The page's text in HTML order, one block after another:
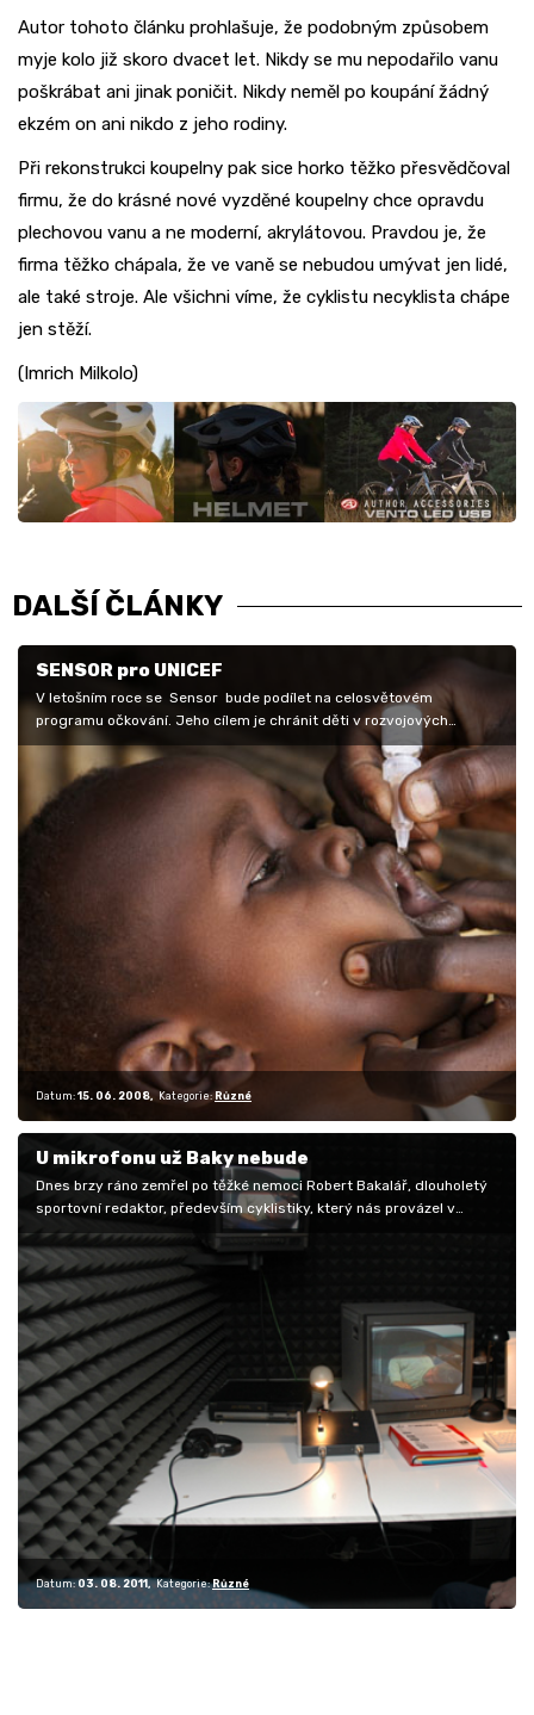
Autor tohoto článku prohlašuje, že podobným způsobem
myje kolo již skoro dvacet let. Nikdy se mu nepodařilo vanu
poškrábat ani jinak poničit. Nikdy neměl po koupání žádný
ekzém on ani nikdo z jeho rodiny.
Při rekonstrukci koupelny pak sice horko těžko přesvědčoval
firmu, že do krásné nové vyzděné koupelny chce opravdu
plechovou vanu a ne moderní, akrylátovou. Pravdou je, že
firma těžko chápala, že ve vaně se nebudou umývat jen lidé,
ale také stroje. Ale všichni víme, že cyklistu necyklista chápe
jen stěží.
(Imrich Milkolo)
DALŠÍ ČLÁNKY
SENSOR pro UNICEF
V letošním roce se Sensor bude podílet na celosvětovém
programu očkování. Jeho cílem je chránit děti v rozvojových
zemích před smrtí z…
Datum: 15. 06. 2008 Kategorie: Různé
U mikrofonu už Baky nebude
Dnes brzy ráno zemřel po těžké nemoci Robert Bakalář, dlouholetý
sportovní redaktor, především cyklistiky, který nás provázel v
posledních…
Datum: 03. 08. 2011 Kategorie: Různé